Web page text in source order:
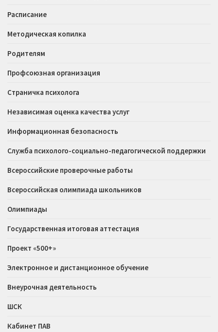
Расписание
Методическая копилка
Родителям
Профсоюзная организация
Страничка психолога
Независимая оценка качества услуг
Информационная безопасность
Служба психолого-социально-педагогической поддержки
Всероссийские проверочные работы
Всероссийская олимпиада школьников
Олимпиады
Государственная итоговая аттестация
Проект «500+»
Электронное и дистанционное обучение
Внеурочная деятельность
ШСК
Кабинет ПАВ